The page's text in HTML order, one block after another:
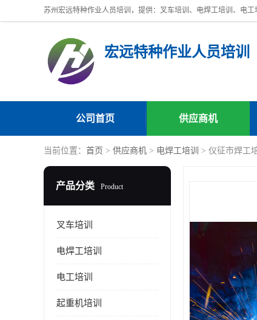
公司首页 供应商机
当前位置： 首页 > 供应商机 > 电焊工培训 > 仪征市焊工
产品分类 Product
叉车培训
电焊工培训
电工培训
起重机培训